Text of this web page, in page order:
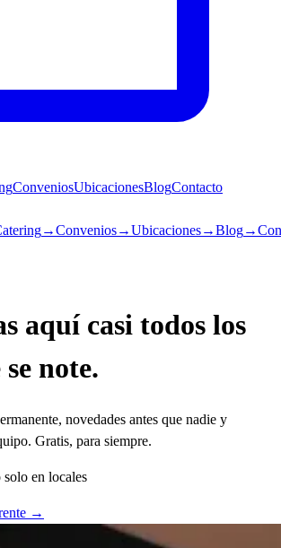
ConveniosUbicacionesBlogContacto
→Convenios→Ubicaciones→Blog→
aquí casi todos los
note.
novedades antes que nadie y
Gratis, para siempre.
en locales
→